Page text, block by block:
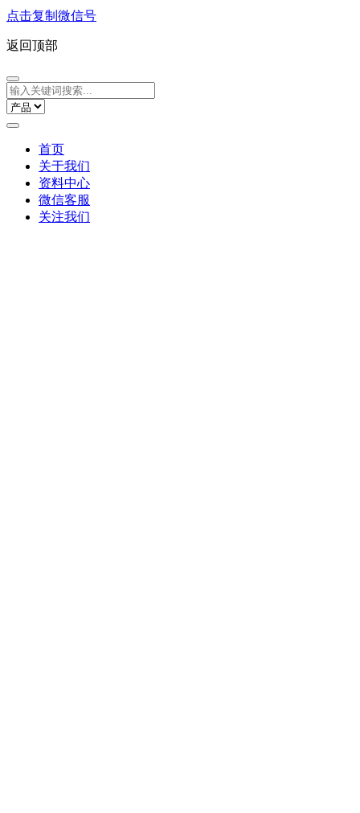
点击复制微信号
返回顶部
首页
关于我们
资料中心
微信客服
关注我们